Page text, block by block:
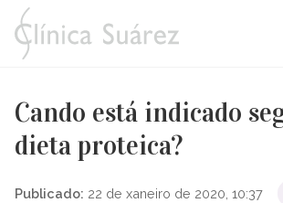
Cando está indicado
dieta proteica?
Publicado: 22 de xaneiro de 2020, 10:37